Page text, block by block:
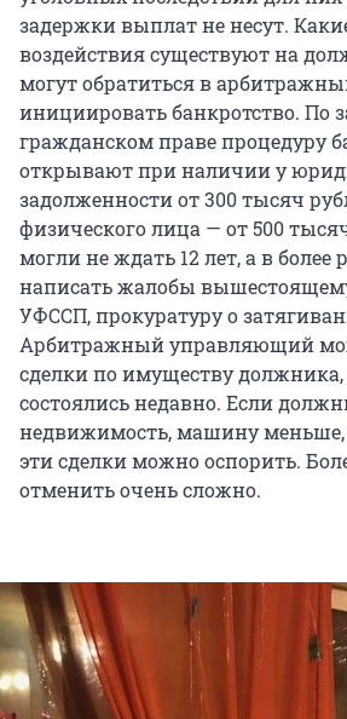
задержки выплат не несут.
воздействия существуют на
могут обратиться в
инициировать банкротство. По
гражданском праве процедуру
открывают при наличии у
задолженности от 300 тысяч
физического лица — от 500
могли не ждать 12 лет, а в более
написать жалобы
УФССП, прокуратуру о
Арбитражный управляющий
сделки по имуществу
состоялись недавно. Если
недвижимость, машину меньше,
эти сделки можно оспорить.
отменить очень сложно.